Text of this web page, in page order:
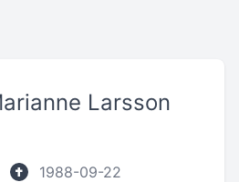
Larsson
1988-09-22